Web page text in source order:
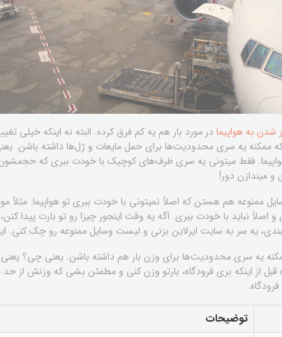
به هواپیما در مورد بار هم یه کم فرق کرده. البته نه اینکه خیلی
ممکنه یه سری محدودیت‌ها برای حمل مایعات و ژل‌ها داشته باشن.
و میندازن دور!
ممنوعه هم هستن که اصلاً نمیتونی با خودت ببری تو هواپیما. مثلاً
اصلاً نباید با خودت ببری. اگه یه وقت اینجور چیزا رو تو بارت پیدا
یه سر به سایت ایرلاین بزنی و لیست وسایل ممنوعه رو چک کنی.
یه سری محدودیت‌ها برای وزن بار هم داشته باشن. یعنی چی؟ یعنی
از اینکه بری فرودگاه، بارتو وزن کنی و مطمئن بشی که وزنش از
توضیحات